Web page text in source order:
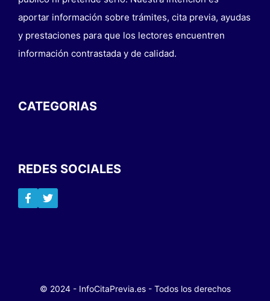
aportar información sobre trámites, cita previa, ayudas
y prestaciones para que los lectores encuentren
información contrastada y de calidad.
CATEGORIAS
REDES SOCIALES
© 2024 - InfoCitaPrevia.es - Todos los derechos